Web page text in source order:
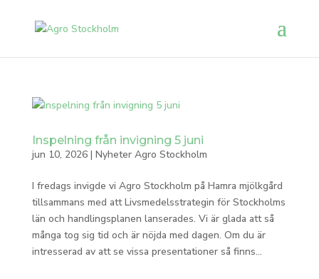
Inspelning från invigning 5 juni
jun 10, 2026| Nyheter Agro Stockholm
I fredags invigde vi Agro Stockholm på Hamra mjölkgård
tillsammans med att Livsmedelsstrategin för Stockholms
län och handlingsplanen lanserades. Vi är glada att så
många tog sig tid och är nöjda med dagen. Om du är
intresserad av att se vissa presentationer så finns...